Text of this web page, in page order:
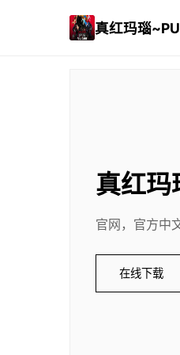
真红玛瑙
真红玛
官网，官方中
在线下载